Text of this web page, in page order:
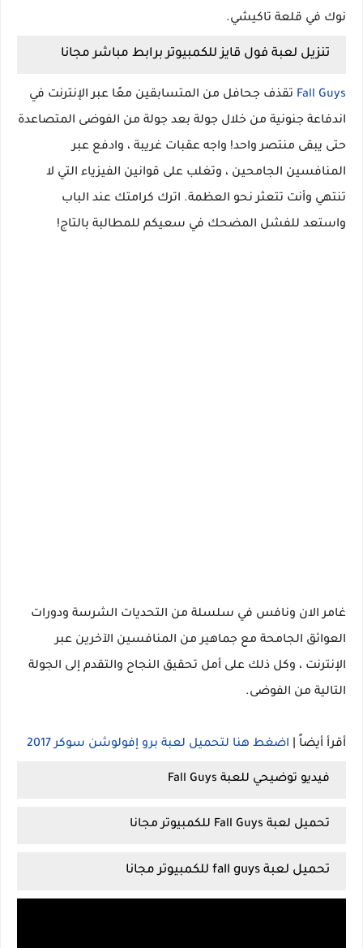
نوك في قلعة تاكيشي.
تنزيل لعبة فول قايز للكمبيوتر برابط مباشر مجانا
Fall Guys تقذف جحافل من المتسابقين معًا عبر الإنترنت في
اندفاعة جنونية من خلال جولة بعد جولة من الفوضى المتصاعدة
حتى يبقى منتصر واحد! واجه عقبات غريبة ، وادفع عبر
المنافسين الجامحين ، وتغلب على قوانين الفيزياء التي لا
تنتهي وأنت تتعثر نحو العظمة. اترك كرامتك عند الباب
واستعد للفشل المضحك في سعيكم للمطالبة بالتاج!
غامر الان ونافس في سلسلة من التحديات الشرسة ودورات
العوائق الجامحة مع جماهير من المنافسين الآخرين عبر
الإنترنت ، وكل ذلك على أمل تحقيق النجاح والتقدم إلى الجولة
التالية من الفوضى.
أقرأ أيضاً | اضغط هنا لتحميل لعبة برو إفولوشن سوكر 2017
فيديو توضيحي للعبة Fall Guys
تحميل لعبة Fall Guys للكمبيوتر مجانا
تحميل لعبة fall guys للكمبيوتر مجانا